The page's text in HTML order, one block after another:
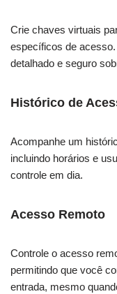
Crie chaves virtuais
específicos de
detalhado e seguro
Histórico de
Acompanhe um
incluindo horários e
controle em dia.
Acesso Remoto
Controle o acesso
permitindo que você
entrada, mesmo